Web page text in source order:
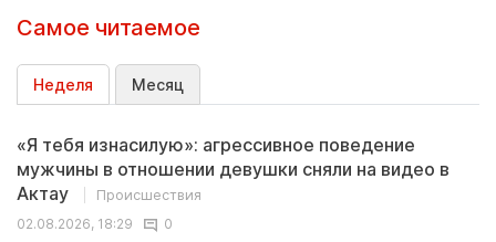
Самое читаемое
Неделя Месяц
«Я тебя изнасилую»: агрессивное поведение
мужчины в отношении девушки сняли на видео в
Актау
Происшествия
02.08.2026, 18:29
0